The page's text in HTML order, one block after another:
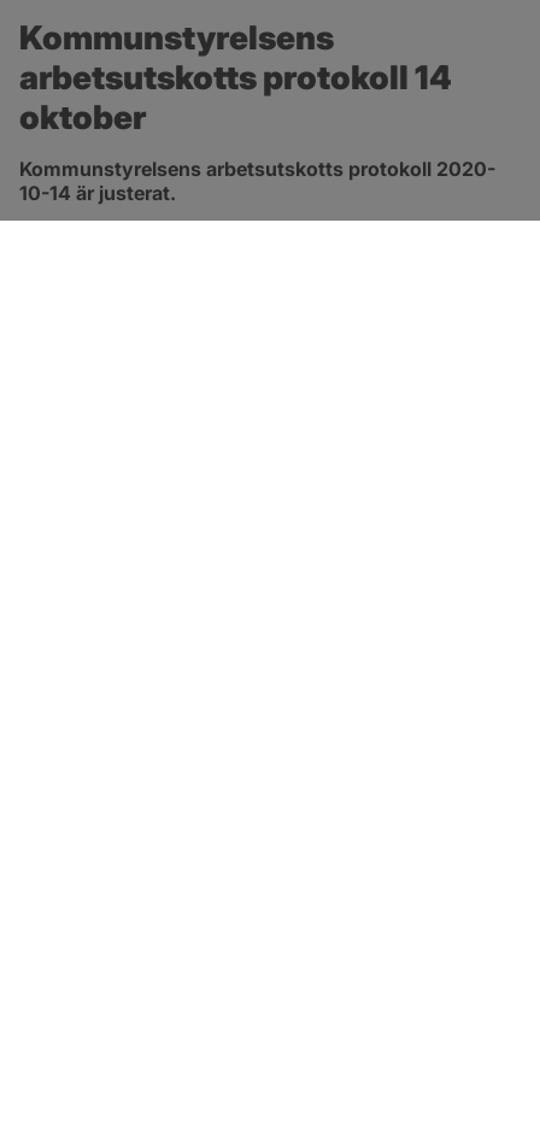
Kommunstyrelsens
arbetsutskotts protokoll 14
oktober
Kommunstyrelsens arbetsutskotts protokoll 2020-
10-14 är justerat.